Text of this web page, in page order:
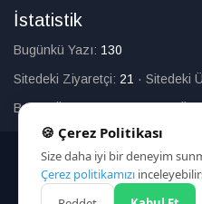
İstatistik
Bugünkü Yazı: 130
Sitedeki Ziyaretçi: 21 · Sitedeki
Bugün Üye Olan:0·Toplam
©
🍪 Çerez Politikası
Size daha iyi bir deneyim
Çerez politikamızı